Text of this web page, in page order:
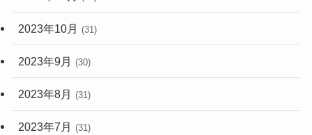
2023年10月 (31)
2023年9月 (30)
2023年8月 (31)
2023年7月 (31)